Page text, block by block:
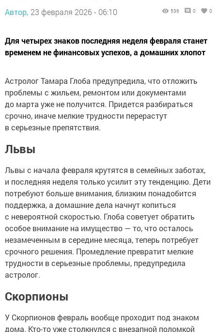
Автор, 23 февраля 2026 - 06:10 536 0 0
Для четырех знаков последняя неделя февраля станет
временем не финансовых успехов, а домашних хлопот
Астролог Тамара Глоба предупредила, что отложить
проблемы с жильем, ремонтом или документами
до марта уже не получится. Придется разбираться
срочно, иначе мелкие трудности перерастут
в серьезные препятствия.
Львы
Львы с начала февраля крутятся в семейных заботах,
и последняя неделя только усилит эту тенденцию. Дети
потребуют больше внимания, близким понадобится
поддержка, а домашние дела начнут копиться
с невероятной скоростью. Глоба советует обратить
особое внимание на имущество — то, что осталось
незамеченным в середине месяца, теперь потребует
срочного решения. Промедление превратит мелкие
трудности в серьезные проблемы, предупредила
астролог.
Скорпионы
У Скорпионов февраль вообще проходит под знаком
дома. Кто-то уже столкнулся с внезапной поломкой